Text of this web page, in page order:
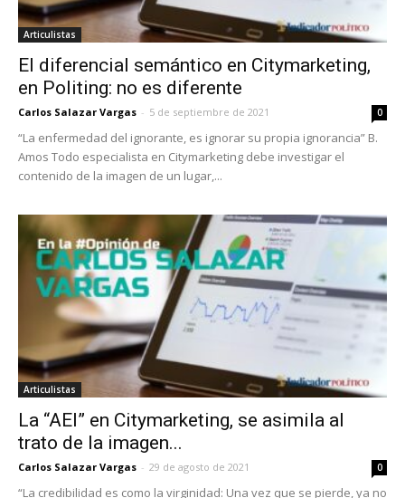
Articulistas
El diferencial semántico en Citymarketing,
en Politing: no es diferente
Carlos Salazar Vargas - 5 de septiembre de 2021 0
“La enfermedad del ignorante, es ignorar su propia ignorancia” B.
Amos Todo especialista en Citymarketing debe investigar el
contenido de la imagen de un lugar,...
Articulistas
La “AEI” en Citymarketing, se asimila al
trato de la imagen...
Carlos Salazar Vargas - 29 de agosto de 2021 0
“La credibilidad es como la virginidad: Una vez que se pierde, ya no